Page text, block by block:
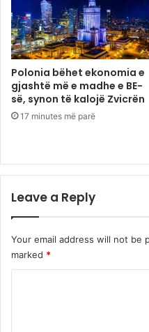
Polonia bëhet ekonomia e
gjashtë më e madhe e BE-
së, synon të kalojë Zvicrën
17 minutes më parë
Leave a Reply
Your email address will not be
marked *